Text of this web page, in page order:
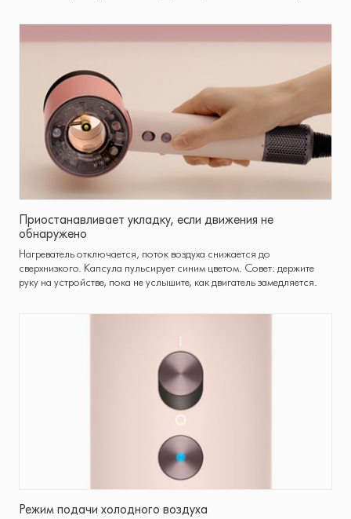
Приостанавливает укладку, если движения не
обнаружено
Нагреватель отключается, поток воздуха снижается до
сверхнизкого. Капсула пульсирует синим цветом. Совет: держите
руку на устройстве, пока не услышите, как двигатель замедляется.
Режим подачи холодного воздуха